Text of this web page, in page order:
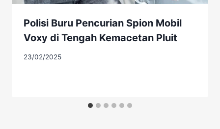
Polisi Buru Pencurian Spion Mobil
Voxy di Tengah Kemacetan Pluit
23/02/2025